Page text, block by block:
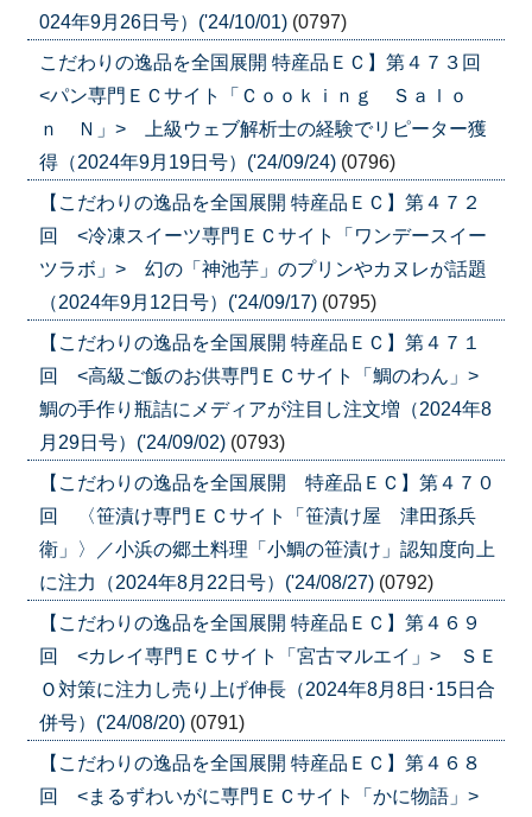
024年9月26日号）('24/10/01) (0797)
こだわりの逸品を全国展開 特産品ＥＣ】第４７３回
<パン専門ＥＣサイト「Ｃｏｏｋｉｎｇ Ｓａｌｏ
ｎ Ｎ」> 上級ウェブ解析士の経験でリピーター獲
得（2024年9月19日号）('24/09/24) (0796)
【こだわりの逸品を全国展開 特産品ＥＣ】第４７２
回 <冷凍スイーツ専門ＥＣサイト「ワンデースイー
ツラボ」> 幻の「神池芋」のプリンやカヌレが話題
（2024年9月12日号）('24/09/17) (0795)
【こだわりの逸品を全国展開 特産品ＥＣ】第４７１
回 <高級ご飯のお供専門ＥＣサイト「鯛のわん」>
鯛の手作り瓶詰にメディアが注目し注文増（2024年8
月29日号）('24/09/02) (0793)
【こだわりの逸品を全国展開 特産品ＥＣ】第４７０
回 〈笹漬け専門ＥＣサイト「笹漬け屋 津田孫兵
衛」〉／小浜の郷土料理「小鯛の笹漬け」認知度向上
に注力（2024年8月22日号）('24/08/27) (0792)
【こだわりの逸品を全国展開 特産品ＥＣ】第４６９
回 <カレイ専門ＥＣサイト「宮古マルエイ」> ＳＥ
Ｏ対策に注力し売り上げ伸長（2024年8月8日･15日合
併号）('24/08/20) (0791)
【こだわりの逸品を全国展開 特産品ＥＣ】第４６８
回 <まるずわいがに専門ＥＣサイト「かに物語」>